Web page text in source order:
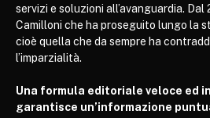
servizi e soluzioni all’avanguardia.
Camilloni che ha proseguito lungo la
cioè quella che da sempre ha
l’imparzialità.
Una formula editoriale veloce ed
garantisce un’informazione